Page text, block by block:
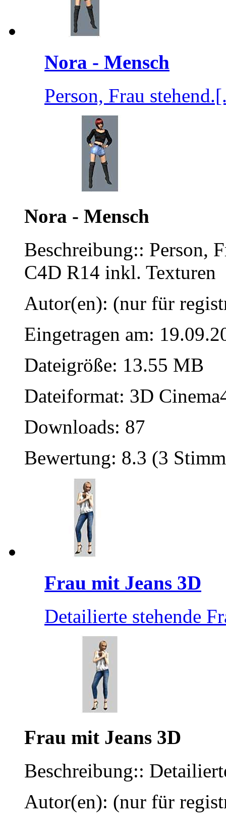
Nora - Mensch
Person, Frau
Nora - Mensch
Beschreibung:: Person,
C4D R14 inkl. Texturen
Autor(en): (nur für
Eingetragen am:
Dateigröße: 13.55 MB
Dateiformat: 3D
Downloads: 87
Bewertung: 8.3 (3
Frau mit Jeans 3D
Detailierte stehende
Frau mit Jeans 3D
Beschreibung::
Autor(en): (nur für